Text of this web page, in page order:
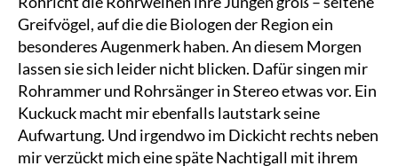
Greifvögel, auf die die Biologen der Region ein
besonderes Augenmerk haben. An diesem Morgen
lassen sie sich leider nicht blicken. Dafür singen mir
Rohrammer und Rohrsänger in Stereo etwas vor. Ein
Kuckuck macht mir ebenfalls lautstark seine
Aufwartung. Und irgendwo im Dickicht rechts neben
mir verzückt mich eine späte Nachtigall mit ihrem